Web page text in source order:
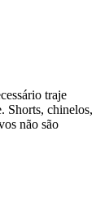
traje
Shorts, chinelos,
não são